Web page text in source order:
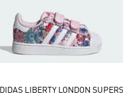
LIBERTY LONDON